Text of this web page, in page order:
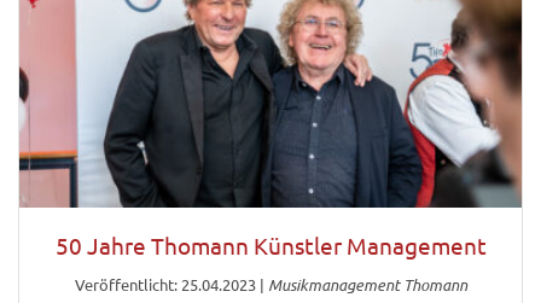
50 Jahre Thomann Künstler Management
Veröffentlicht: 25.04.2023| Musikmanagement Thomann